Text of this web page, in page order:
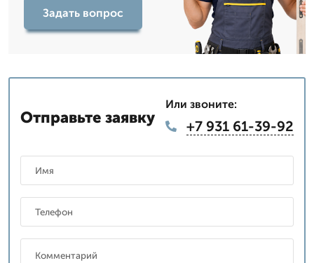
Задать вопрос
Отправьте заявку
Или звоните:
+7 931 61-39-92